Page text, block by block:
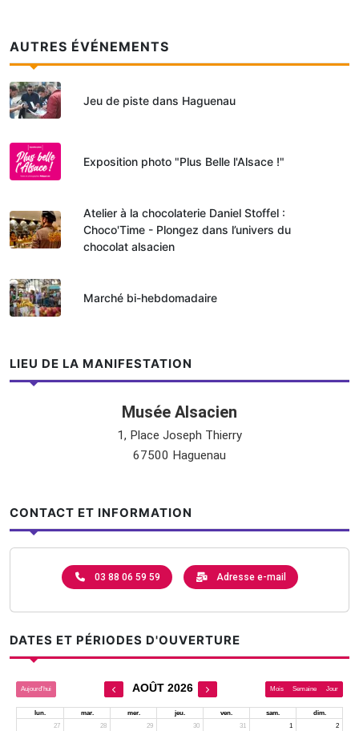
AUTRES ÉVÉNEMENTS
Jeu de piste dans Haguenau
Exposition photo "Plus Belle l'Alsace !"
Atelier à la chocolaterie Daniel Stoffel :
Choco'Time - Plongez dans l’univers du
chocolat alsacien
Marché bi-hebdomadaire
LIEU DE LA MANIFESTATION
Musée Alsacien
1, Place Joseph Thierry
67500 Haguenau
CONTACT ET INFORMATION
03 88 06 59 59 Adresse e-mail
DATES ET PÉRIODES D'OUVERTURE